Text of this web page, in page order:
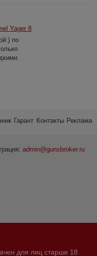
Yager 8
по
для лиц старше 18
Гарант Контакты Реклама
admin@gunsbroker.ru